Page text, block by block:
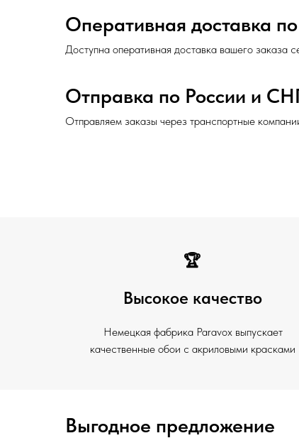
Оперативная доставка
Доступна оперативная доставка вашего заказа
Отправка по России и
Отправляем заказы через транспортные
🏆
Высокое качество
Немецкая фабрика Paravox выпускает
качественные обои с акриловыми красками
Выгодное предложение